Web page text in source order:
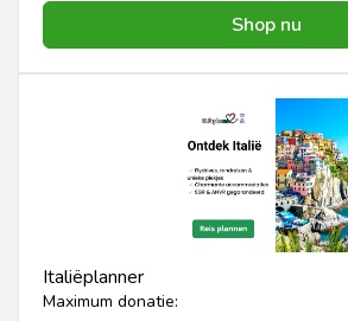
Shop nu
Italiëplanner
Maximum donatie: